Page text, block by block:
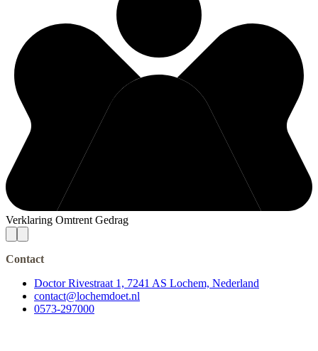
Verklaring Omtrent Gedrag
Contact
Doctor Rivestraat 1, 7241 AS Lochem, Nederland
contact@lochemdoet.nl
0573-297000